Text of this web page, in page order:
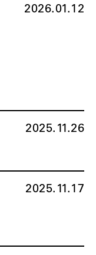
2026.01.12
2025.11.26
2025.11.17